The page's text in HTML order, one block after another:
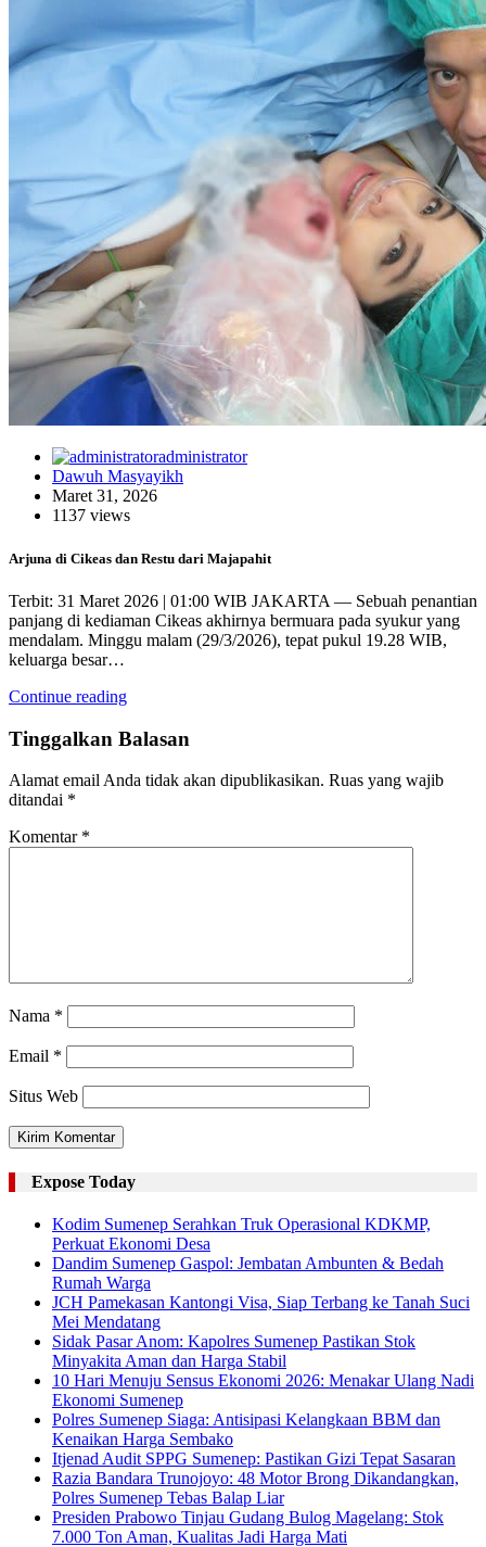
administrator
Dawuh Masyayikh
Maret 31, 2026
1137 views
Arjuna di Cikeas dan Restu dari Majapahit
Terbit: 31 Maret 2026 | 01:00 WIB JAKARTA — Sebuah penantian
panjang di kediaman Cikeas akhirnya bermuara pada syukur yang
mendalam. Minggu malam (29/3/2026), tepat pukul 19.28 WIB,
keluarga besar…
Continue reading
Tinggalkan Balasan
Alamat email Anda tidak akan dipublikasikan. Ruas yang wajib
ditandai *
Komentar *
Nama *
Email *
Situs Web
Expose Today
Kodim Sumenep Serahkan Truk Operasional KDKMP,
Perkuat Ekonomi Desa
Dandim Sumenep Gaspol: Jembatan Ambunten & Bedah
Rumah Warga
JCH Pamekasan Kantongi Visa, Siap Terbang ke Tanah Suci
Mei Mendatang
Sidak Pasar Anom: Kapolres Sumenep Pastikan Stok
Minyakita Aman dan Harga Stabil
10 Hari Menuju Sensus Ekonomi 2026: Menakar Ulang Nadi
Ekonomi Sumenep
Polres Sumenep Siaga: Antisipasi Kelangkaan BBM dan
Kenaikan Harga Sembako
Itjenad Audit SPPG Sumenep: Pastikan Gizi Tepat Sasaran
Razia Bandara Trunojoyo: 48 Motor Brong Dikandangkan,
Polres Sumenep Tebas Balap Liar
Presiden Prabowo Tinjau Gudang Bulog Magelang: Stok
7.000 Ton Aman, Kualitas Jadi Harga Mati